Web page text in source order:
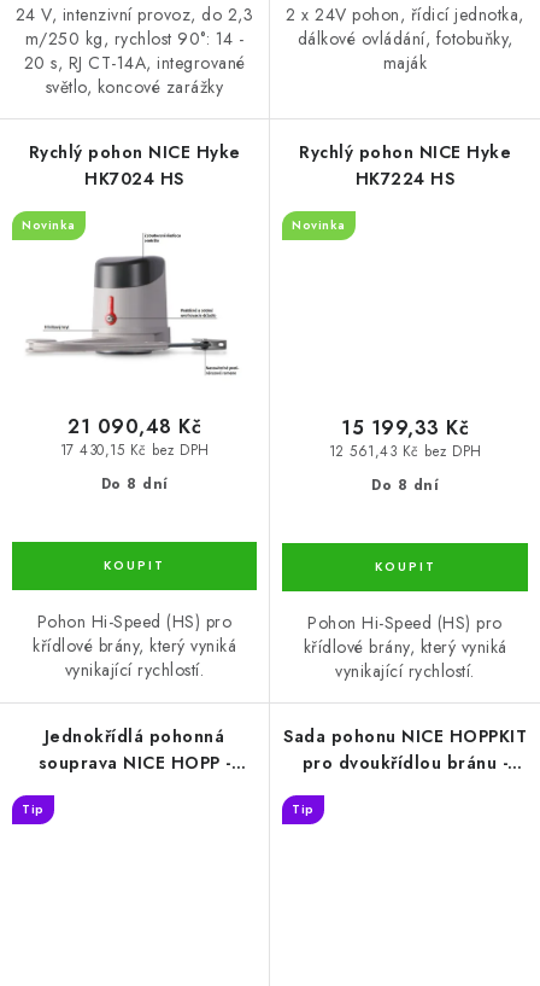
24 V, intenzivní provoz, do 2,3
m/250 kg, rychlost 90°: 14 -
20 s, RJ CT-14A, integrované
světlo, koncové zarážky
2 x 24V pohon, řídicí jednotka,
dálkové ovládání, fotobuňky,
maják
Rychlý pohon NICE Hyke
HK7024 HS
Novinka
Do 8 dní
17 430,15 Kč bez DPH
21 090,48 Kč
Pohon Hi-Speed (HS) pro
křídlové brány, který vyniká
vynikající rychlostí.
Rychlý pohon NICE Hyke
HK7224 HS
Novinka
Do 8 dní
12 561,43 Kč bez DPH
15 199,33 Kč
Pohon Hi-Speed (HS) pro
křídlové brány, který vyniká
vynikající rychlostí.
Jednokřídlá pohonná
souprava NICE HOPP -
Tip
Sada pohonu NICE HOPPKIT
pro dvoukřídlou bránu -
Tip